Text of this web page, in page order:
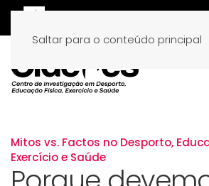
Saltar para o conteúdo principal
Mitos vs. Factos no Desporto,
Exercício e Saúde